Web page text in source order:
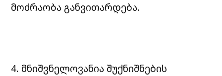
მოძრაობა განვითარდება.
4. მნიშვნელოვანია შუქნიშნების